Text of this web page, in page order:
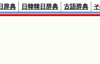
辞典 日韓韓日辞典 古語辞典